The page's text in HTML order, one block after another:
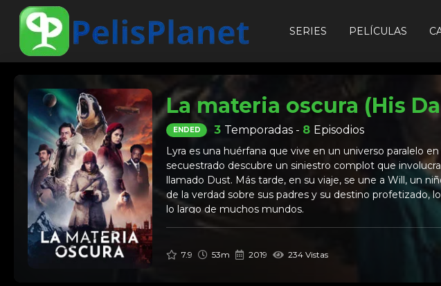
SERIES PELÍCULAS
La materia oscura (His
ENDED 3 Temporadas - 8 Episodios
Lyra es una huérfana que vive en un universo paralelo
secuestrado descubre un siniestro complot que
llamado Dust. Más tarde, en su viaje, se une a Will, un
de la verdad sobre sus padres y su destino profetizado,
lo largo de muchos mundos.
7.9 53m 2019 234 Vistas